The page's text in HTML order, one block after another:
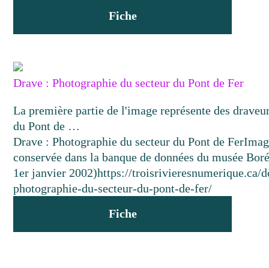
Fiche
Drave : Photographie du secteur du Pont de Fer
La première partie de l'image représente des
du Pont de …
Drave : Photographie du secteur du Pont de Fer
conservée dans la banque de données du musée
1er janvier 2002)https://troisrivieresnumerique.ca/
photographie-du-secteur-du-pont-de-fer/
Fiche